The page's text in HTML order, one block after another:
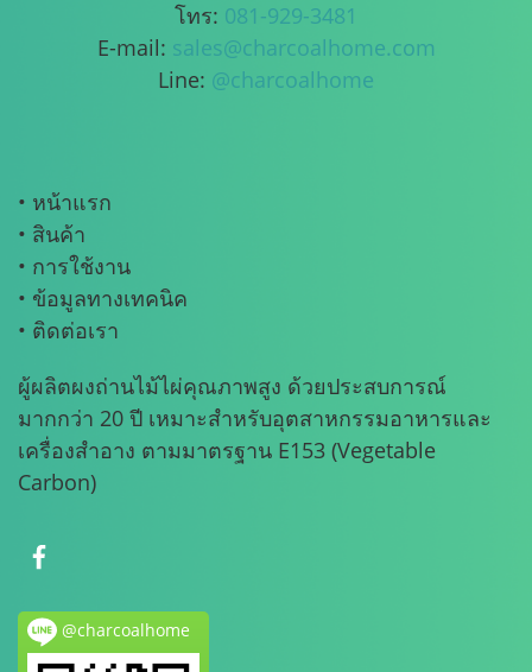
โทร: 081-929-3481
E-mail: sales@charcoalhome.com
Line: @charcoalhome
• หน้าแรก
• สินค้า
• การใช้งาน
• ข้อมูลทางเทคนิค
• ติดต่อเรา
ผู้ผลิตผงถ่านไม้ไผ่คุณภาพสูง ด้วยประสบการณ์
มากกว่า 20 ปี เหมาะสำหรับอุตสาหกรรมอาหารและ
เครื่องสำอาง ตามมาตรฐาน E153 (Vegetable
Carbon)
@charcoalhome